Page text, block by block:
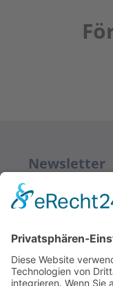
Newsletter
ZUR
Redaktion
Centrum Bavaria